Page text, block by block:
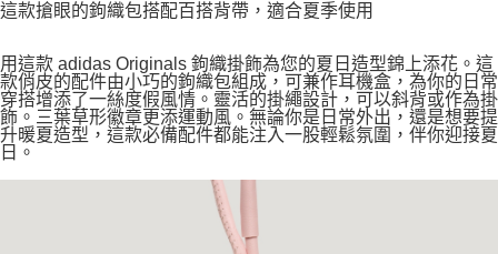
這款搶眼的鉤織包搭配百搭背帶，適合夏季使用
用這款 adidas Originals 鉤織掛飾為您的夏日造型錦上添花。這
款俏皮的配件由小巧的鉤織包組成，可兼作耳機盒，為你的日常
穿搭增添了一絲度假風情。靈活的掛繩設計，可以斜背或作為掛
飾。三葉草形徽章更添運動風。無論你是日常外出，還是想要提
升暖夏造型，這款必備配件都能注入一股輕鬆氛圍，伴你迎接夏
日。